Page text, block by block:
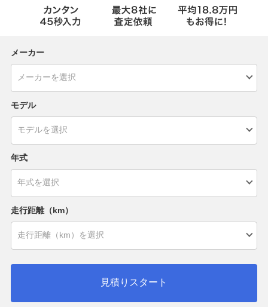
メーカー
モデル
年式
走行距離（km）
見積りスタート